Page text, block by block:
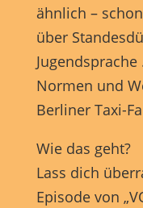
ähnlich –
über
Normen und
Berliner Taxi-
Wie das geht?
Lass dich
Episode von
Externe Medien (7)
Inhalte von
standardmäßig blockiert.
werden, bedarf der Zugriff
powered by Borlabs Cookie